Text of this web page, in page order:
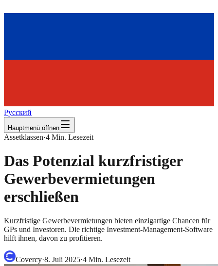
Русский
Hauptmenü öffnen
Assetklassen·4 Min. Lesezeit
Das Potenzial kurzfristiger
Gewerbevermietungen
erschließen
Kurzfristige Gewerbevermietungen bieten einzigartige Chancen für
GPs und Investoren. Die richtige Investment-Management-Software
hilft ihnen, davon zu profitieren.
Covercy·8. Juli 2025·4 Min. Lesezeit